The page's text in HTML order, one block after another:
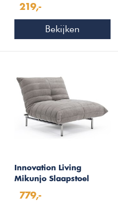
219,-
Bekijken
Innovation Living
Mikunjo Slaapstoel
779,-